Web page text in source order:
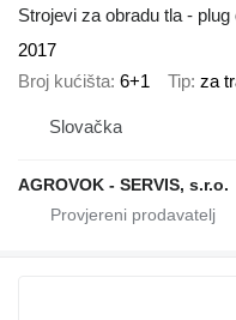
Strojevi za obradu tla - plug
2017
Broj kućišta 6+1 Tip za
Slovačka
AGROVOK - SERVIS, s.r.o.